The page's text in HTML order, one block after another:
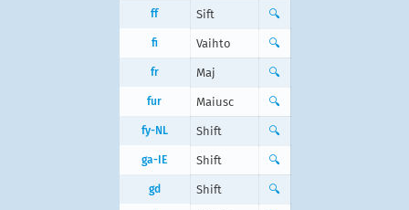
ff Sift 🔍
fi Vaihto 🔍
fr Maj 🔍
fur Maiusc 🔍
fy-NL Shift 🔍
ga-IE Shift 🔍
gd Shift 🔍